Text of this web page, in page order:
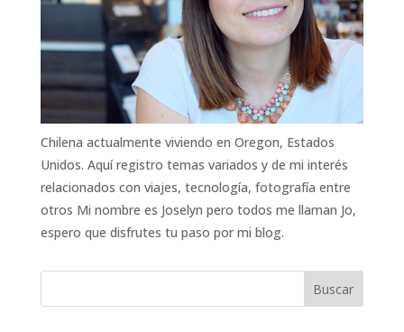
Chilena actualmente viviendo en Oregon, Estados
Unidos. Aquí registro temas variados y de mi interés
relacionados con viajes, tecnología, fotografía entre
otros Mi nombre es Joselyn pero todos me llaman Jo,
espero que disfrutes tu paso por mi blog.